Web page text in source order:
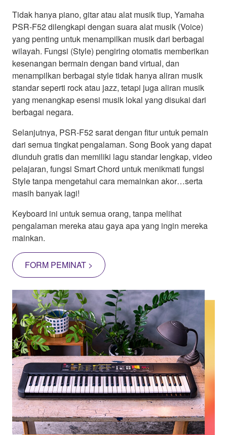
Tidak hanya piano, gitar atau alat musik tiup, Yamaha
PSR-F52 dilengkapi dengan suara alat musik (Voice)
yang penting untuk menampilkan musik dari berbagai
wilayah. Fungsi (Style) pengiring otomatis memberikan
kesenangan bermain dengan band virtual, dan
menampilkan berbagai style tidak hanya aliran musik
standar seperti rock atau jazz, tetapi juga aliran musik
yang menangkap esensi musik lokal yang disukai dari
berbagai negara.
Selanjutnya, PSR-F52 sarat dengan fitur untuk pemain
dari semua tingkat pengalaman. Song Book yang dapat
diunduh gratis dan memiliki lagu standar lengkap, video
pelajaran, fungsi Smart Chord untuk menikmati fungsi
Style tanpa mengetahui cara memainkan akor…serta
masih banyak lagi!
Keyboard ini untuk semua orang, tanpa melihat
pengalaman mereka atau gaya apa yang ingin mereka
mainkan.
FORM PEMINAT >